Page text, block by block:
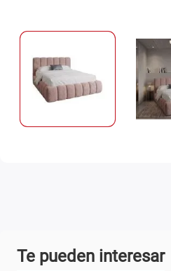
Te pueden interesar